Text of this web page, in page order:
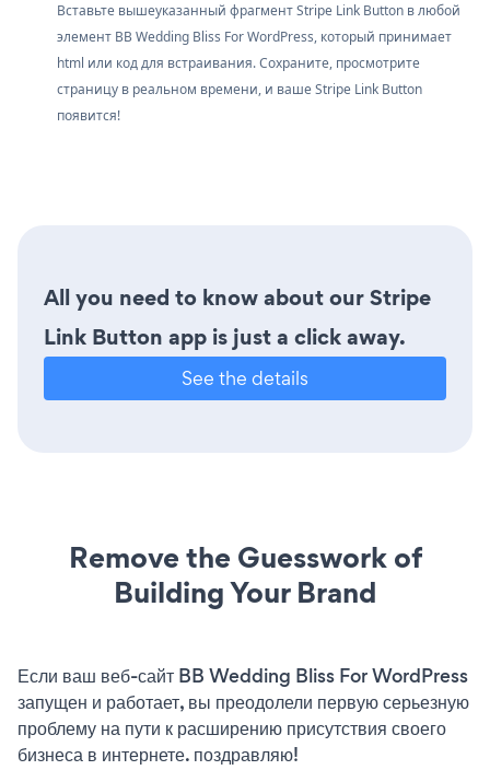
Вставьте вышеуказанный фрагмент Stripe Link Button в любой
элемент BB Wedding Bliss For WordPress, который принимает
html или код для встраивания. Сохраните, просмотрите
страницу в реальном времени, и ваше Stripe Link Button
появится!
All you need to know about our Stripe
Link Button app is just a click away.
See the details
Remove the Guesswork of
Building Your Brand
Если ваш веб-сайт BB Wedding Bliss For WordPress
запущен и работает, вы преодолели первую серьезную
проблему на пути к расширению присутствия своего
бизнеса в интернете. поздравляю!